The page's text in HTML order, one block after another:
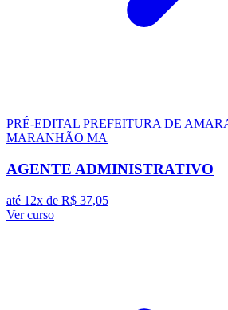
PRÉ-EDITAL PREFEITURA DE
MARANHÃO MA
AGENTE ADMINISTRATIVO
até 12x de R$ 37,05
Ver curso